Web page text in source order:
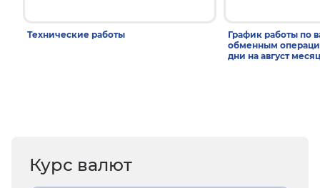
Технические работы
График работы по
обменным
дни на август месяц
Курс валют